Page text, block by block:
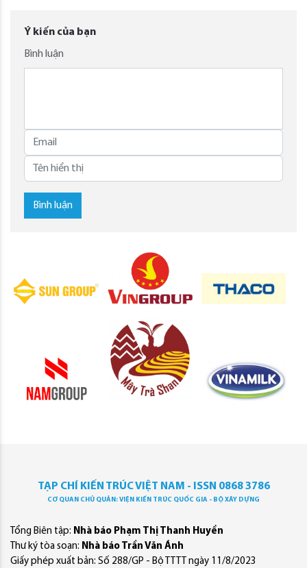
Ý kiến của bạn
Bình luận
Bình luận
TẠP CHÍ KIẾN TRÚC VIỆT NAM - ISSN 0868 3786
CƠ QUAN CHỦ QUẢN: VIỆN KIẾN TRÚC QUỐC GIA - BỘ XÂY DỰNG
Tổng Biên tập: Nhà báo Phạm Thị Thanh Huyền
Thư ký tòa soạn: Nhà báo Trần Văn Ánh
Giấy phép xuất bản: Số 288/GP - Bộ TTTT ngày 11/8/2023